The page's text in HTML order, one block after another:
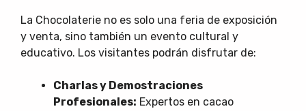
La Chocolaterie no es solo una feria de exposición
y venta, sino también un evento cultural y
educativo. Los visitantes podrán disfrutar de:
Charlas y Demostraciones
Profesionales: Expertos en cacao